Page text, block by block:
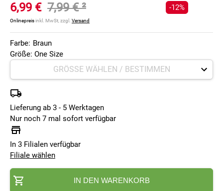
6,99 € 7,99 €²
Onlinepreisinkl. MwSt, zzgl. Versand
-12%
Farbe: Braun
Größe: One Size
Lieferung ab 3 - 5 Werktagen
Nur noch 7 mal sofort verfügbar
In 3 Filialen verfügbar
Filiale wählen
IN DEN WARENKORB